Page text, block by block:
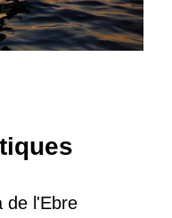
de l'Ebre